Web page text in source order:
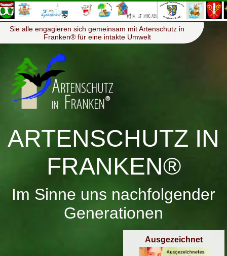
Menü ≡
Sie alle engagieren sich gemeinsam mit Artenschutz in
Franken® für eine intakte Umwelt
ARTENSCHUTZ IN
FRANKEN®
Im Sinne uns nachfolgender
Generationen
Ausgezeichnet